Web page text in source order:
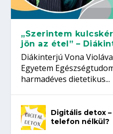
„Szerintem
jön az étel” –
Diákinterjú Vona
Egyetem
harmadéves dietetikus...
Digitális detox
telefon nélkül?